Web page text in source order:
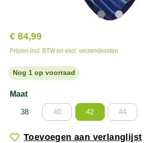
€ 84,99
Prijzen incl. BTW en excl. verzendkosten
Nog 1 op voorraad
Maat
38 40 42 44
Toevoegen aan verlanglijst